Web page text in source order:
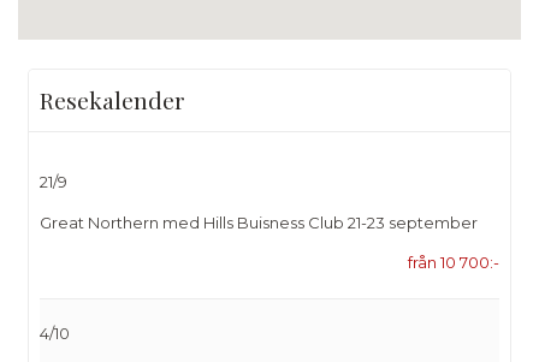
Resekalender
21/9
Great Northern med Hills Buisness Club 21-23 september
från 10 700:-
4/10